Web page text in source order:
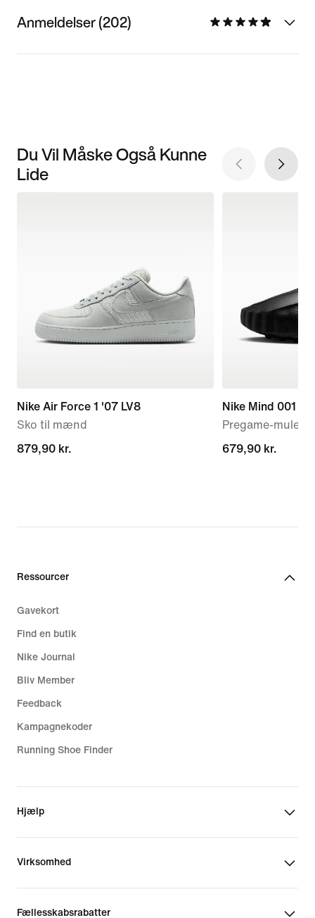
Anmeldelser (202)
Du Vil Måske Også Kunne
Lide
Nike Air Force 1 '07 LV8
Sko til mænd
879,90 kr.
879,90 kr.
Nike Mind 001
Pregame-mules
679,90 kr.
679,90 kr.
Ressourcer
Gavekort
Find en butik
Nike Journal
Bliv Member
Feedback
Kampagnekoder
Running Shoe Finder
Hjælp
Virksomhed
Fællesskabsrabatter